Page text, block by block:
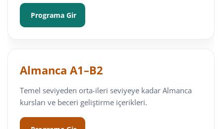
Programa Gir
Almanca A1–B2
Temel seviyeden orta-ileri seviyeye kadar Almanca
kursları ve beceri geliştirme içerikleri.